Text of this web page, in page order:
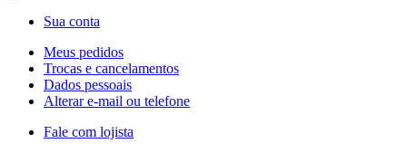
Sua conta
Meus pedidos
Trocas e cancelamentos
Dados pessoais
Alterar e-mail ou telefone
Fale com lojista